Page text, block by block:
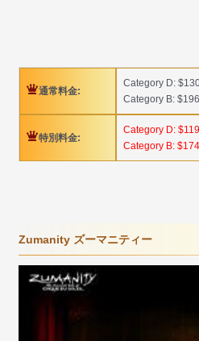
通常料金:
Category D:
Category B:
特別料金:
Category D:
Category B:
Zumanity ズーマニティー